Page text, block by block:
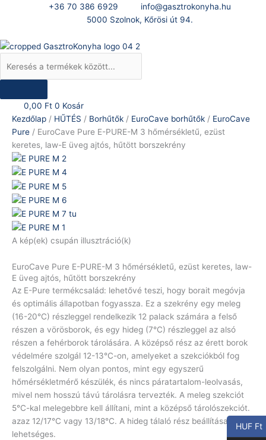
+36 70 386 6929
info@gasztrokonyha.hu
5000 Szolnok, Kőrösi út 94.
0,00 Ft 0 Kosár
Kezdőlap / HŰTÉS / Borhűtők / EuroCave borhűtők / EuroCave
Pure / EuroCave Pure E-PURE-M 3 hőmérsékletű, ezüst
keretes, law-E üveg ajtós, hűtött borszekrény
A kép(ek) csupán illusztráció(k)
EuroCave Pure E-PURE-M 3 hőmérsékletű, ezüst keretes, law-
E üveg ajtós, hűtött borszekrény
Az E-Pure termékcsalád: lehetővé teszi, hogy borait megóvja
és optimális állapotban fogyassza. Ez a szekrény egy meleg
(16-20°C) részleggel rendelkezik 12 palack számára a felső
részen a vörösborok, és egy hideg (7°C) részleggel az alsó
részen a fehérborok tárolására. A középső rész az érett borok
védelmére szolgál 12-13°C-on, amelyeket a szekciókból fog
felszolgálni. Nem olyan pontos, mint egy egyszerű
hőmérsékletmérő készülék, és nincs páratartalom-leolvasás,
mivel nem hosszú távú tárolásra tervezték. A meleg szekciót
5°C-kal melegebbre kell állítani, mint a középső tárolószekciót.
azaz 12/17°C vagy 13/18°C. A hideg tálaló rész beállítása nem
lehetséges.
EuroCave
PURE-
3
ezüst
keretes,
law-
E
üveg
ajtós,
hűtött
borszekrény
mennyiség
HUF Ft